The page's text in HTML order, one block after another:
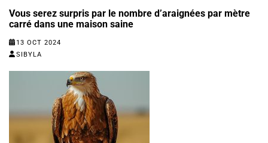
Vous serez surpris par le nombre d’araignées par mètre
carré dans une maison saine
13 OCT 2024
SIBYLA